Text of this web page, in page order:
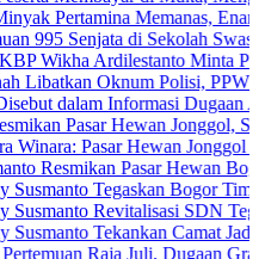
Memanas, Enam
di Sekolah Swasta Jakarta
Ardilestanto Minta PT PMC
Oknum Polisi, PPWI Desak
Informasi Dugaan
Hewan Jonggol, Siapkan
Pasar Hewan Jonggol Dorong
Pasar Hewan Bogor,
Tegaskan Bogor Timur
Revitalisasi SDN Tegal
Tekankan Camat Jadi Ujung
Raja Juli, Dugaan Gratifikasi